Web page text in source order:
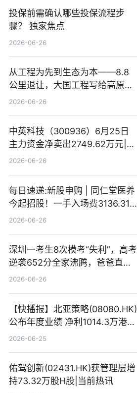
投保前需确认哪些投保流程步
骤？ 独家焦点
2026-06-26
从工程为先到生态为本——8.8
公里退让，大国工程写给高原生
灵的温柔情书
2026-06-26
中英科技（300936）6月25日
主力资金净卖出2749.62万元|每
日速看
2026-06-26
每日速递:新股申购 | 同仁堂医养
今起招股！一手入场费3136.31
港元
2026-06-26
深圳一考生8次模考“失利”，高考
逆袭652分全家沸腾，爸爸直呼
“没查错吧” 焦点简讯
2026-06-26
【快播报】北亚策略(08080.HK)
公布年度业绩 净利1014.3万港元
同比扭亏为盈
2026-06-25
佑驾创新(02431.HK)获管理层增
持73.32万股H股|当前热讯